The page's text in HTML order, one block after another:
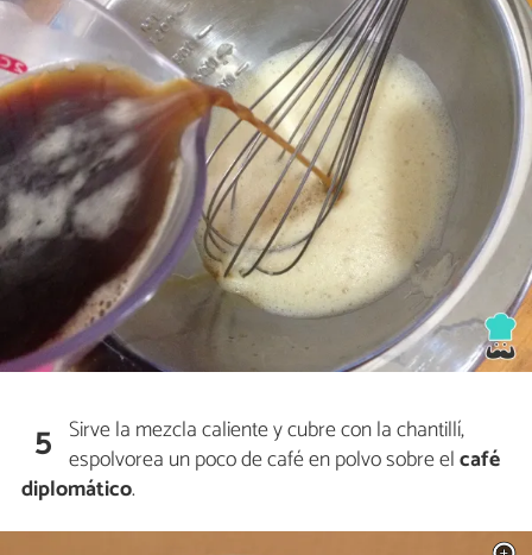
5 Sirve la mezcla caliente y cubre con la chantillí,
espolvorea un poco de café en polvo sobre elcafé
diplomático.